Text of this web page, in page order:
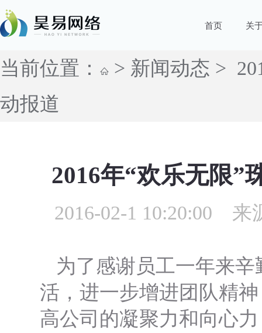
首页 关
当前位置： > 新闻动态 >
动报道
2016年“欢乐无限”
2016-02-1 10:20:00 来
为了感谢员工一年来
活，进一步增进团队精
高公司的凝聚力和向心